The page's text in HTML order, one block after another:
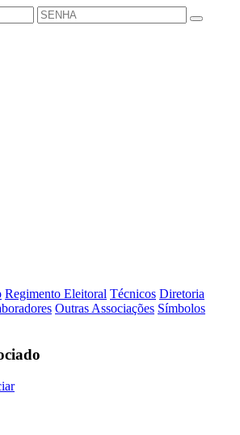
Regimento Eleitoral Técnicos Diretoria
Outras Associações Símbolos